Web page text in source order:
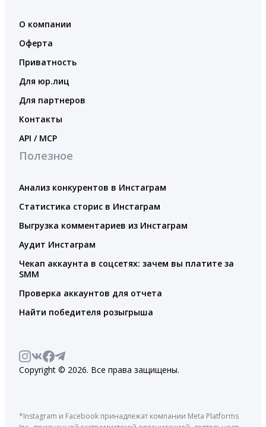
О компании
Оферта
Приватность
Для юр.лиц
Для партнеров
Контакты
API / MCP
Полезное
Анализ конкурентов в Инстаграм
Статистика сторис в Инстаграм
Выгрузка комментариев из Инстаграм
Аудит Инстаграм
Чекап аккаунта в соцсетях: зачем вы платите за
SMM
Проверка аккаунтов для отчета
Найти победителя розыгрыша
Copyright © 2026. Все права защищены.
*Instagram и Facebook принадлежат компании Meta Platforms